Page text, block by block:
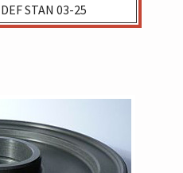
DEF STAN 03-25